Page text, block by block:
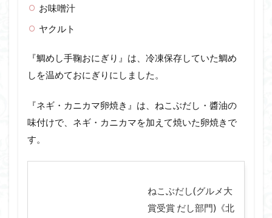
お味噌汁
ヤクルト
『鯛めし手鞠おにぎり』は、冷凍保存していた鯛め
しを温めておにぎりにしました。
『ネギ・カニカマ卵焼き』は、ねこぶだし・醬油の
味付けで、ネギ・カニカマを加えて焼いた卵焼きで
す。
ねこぶだし(グルメ大
賞受賞 だし部門)《北